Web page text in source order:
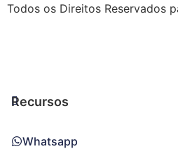
Todos os Direitos Reservados
Recursos
Whatsapp